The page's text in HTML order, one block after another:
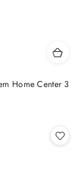
Home Center 3